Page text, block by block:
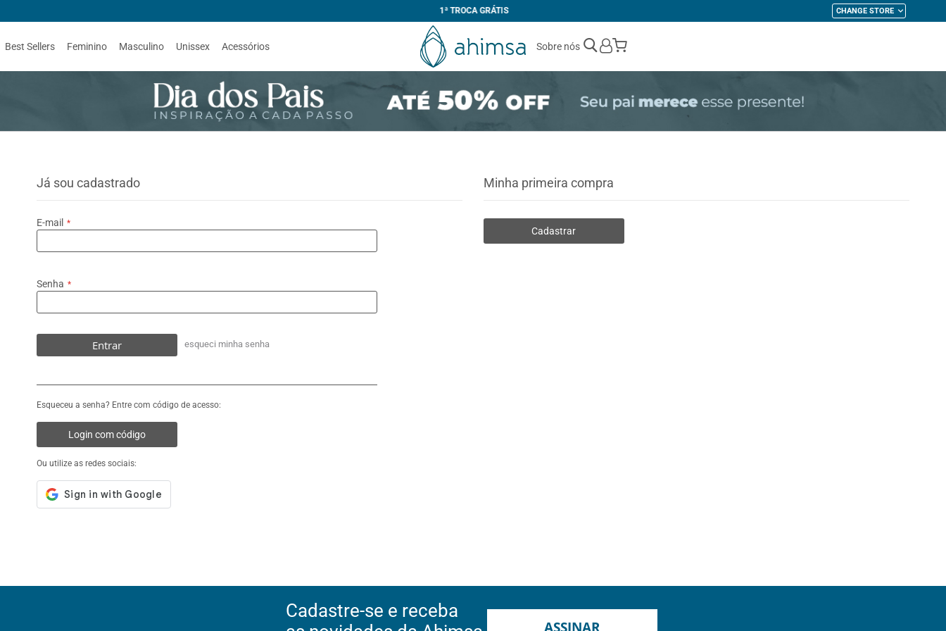
1ª TROCA GRÁTIS CHANGE STORE
Best Sellers Feminino Masculino Unissex Acessórios Sobre nós
My Cart
Já sou cadastrado
E-mail
Senha
Entrar esqueci minha senha
Esqueceu a senha? Entre com código de acesso:
Login com código
Ou utilize as redes sociais:
Minha primeira compra
Cadastrar
Cadastre-se e receba